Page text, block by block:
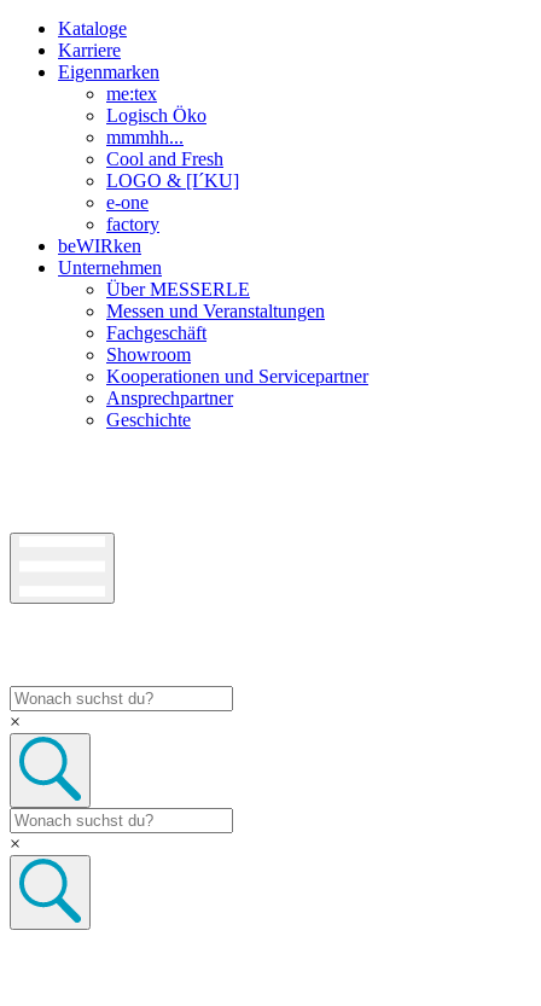
Kataloge
Karriere
Eigenmarken
me:tex
Logisch Öko
mmmhh...
Cool and Fresh
LOGO & [I´KU]
e-one
factory
beWIRken
Unternehmen
Über MESSERLE
Messen und Veranstaltungen
Fachgeschäft
Showroom
Kooperationen und Servicepartner
Ansprechpartner
Geschichte
×
×